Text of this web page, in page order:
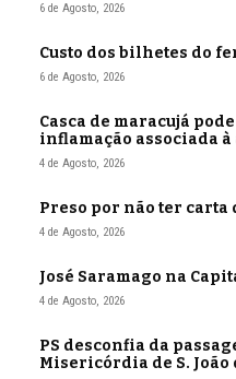
6 de Agosto, 2026
Custo dos bilhetes do
6 de Agosto, 2026
Casca de maracujá
inflamação associada à
4 de Agosto, 2026
Preso por não ter carta
4 de Agosto, 2026
José Saramago na
4 de Agosto, 2026
PS desconfia da
Misericórdia de S. João